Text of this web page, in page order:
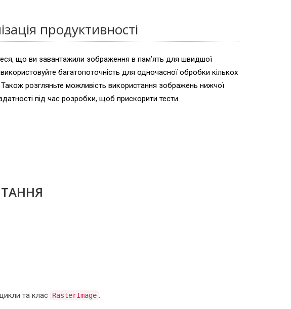
продуктивності
що ви завантажили зображення в пам’ять для швидшої
багатопоточність для одночасної обробки кількох
розгляньте можливість використання зображень нижчої
під час розробки, щоб прискорити тести.
та клас RasterImage .